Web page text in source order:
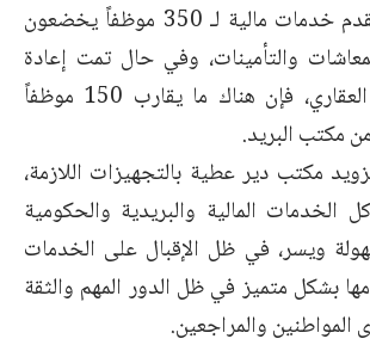
والحميرة”، كما يقدم خدمات مالية لـ 350 موظفاً يخضعون
والتأمينات، وفي حال تمت إعادة
تفعيل نقطة بيع العقاري، فإن هناك ما يقارب 150 موظفاً
مكتب البريد.
مكتب دير عطية بالتجهيزات اللازمة،
الخدمات المالية والبريدية والحكومية
ويسر، في ظل الإقبال على الخدمات
بشكل متميز في ظل الدور المهم والثقة
المواطنين والمراجعين.